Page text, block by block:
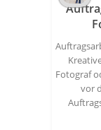
Fotograf
vor